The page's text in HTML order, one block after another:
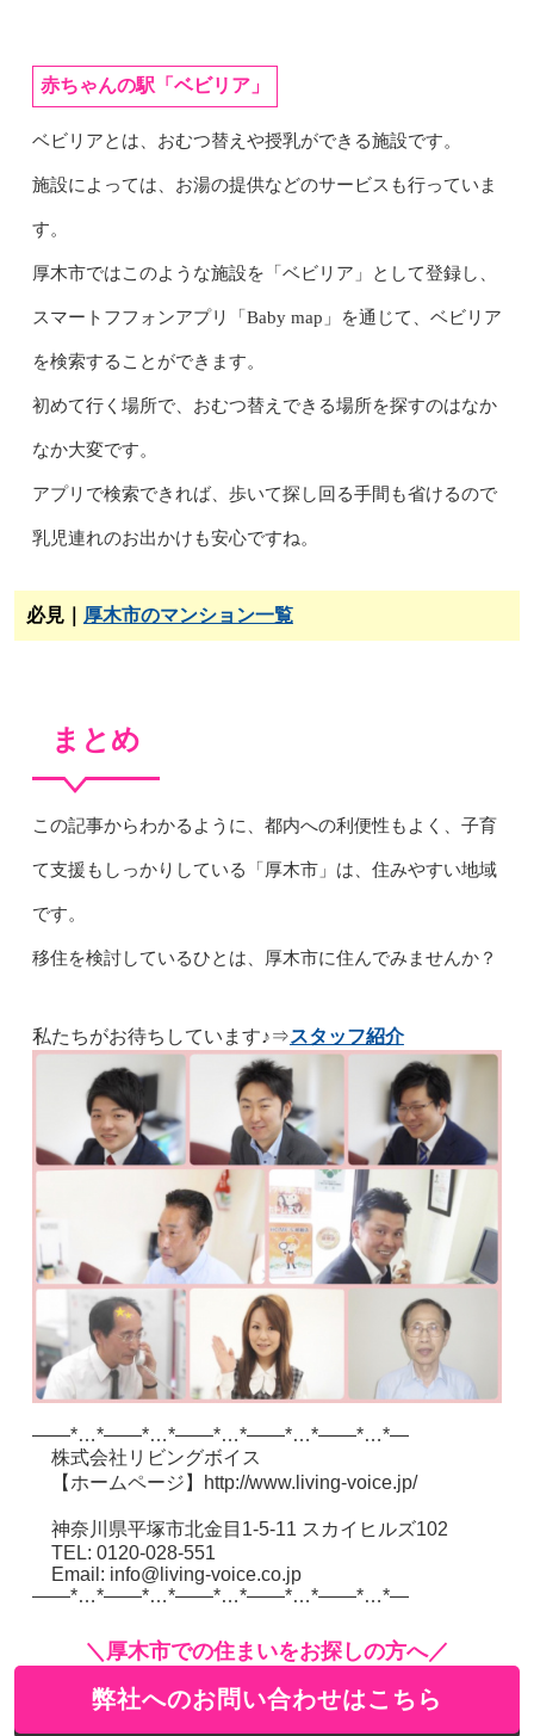
赤ちゃんの駅「ベビリア」
ベビリアとは、おむつ替えや授乳ができる施設です。
施設によっては、お湯の提供などのサービスも行っていま
す。
厚木市ではこのような施設を「ベビリア」として登録し、
スマートフフォンアプリ「Baby map」を通じて、ベビリア
を検索することができます。
初めて行く場所で、おむつ替えできる場所を探すのはなか
なか大変です。
アプリで検索できれば、歩いて探し回る手間も省けるので
乳児連れのお出かけも安心ですね。
必見｜ 厚木市のマンション一覧
まとめ
この記事からわかるように、都内への利便性もよく、子育
て支援もしっかりしている「厚木市」は、住みやすい地域
です。
移住を検討しているひとは、厚木市に住んでみませんか？
私たちがお待ちしています♪⇒スタッフ紹介
——*…*——*…*——*…*——*…*——*…*—
株式会社リビングボイス
【ホームページ】http://www.living-voice.jp/
神奈川県平塚市北金目1-5-11 スカイヒルズ102
TEL: 0120-028-551
Email: info@living-voice.co.jp
——*…*——*…*——*…*——*…*——*…*—
＼厚木市での住まいをお探しの方へ／
弊社へのお問い合わせはこちら